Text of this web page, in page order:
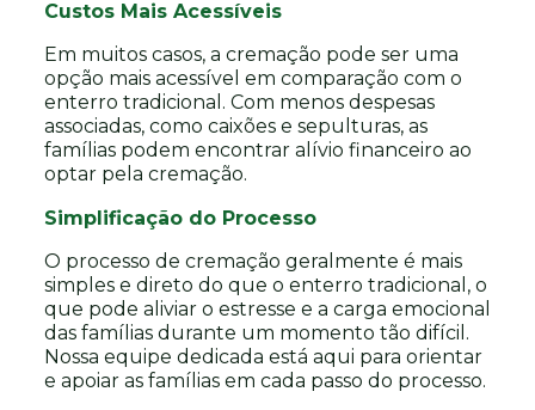
Custos Mais Acessíveis
Em muitos casos, a cremação pode ser uma
opção mais acessível em comparação com o
enterro tradicional. Com menos despesas
associadas, como caixões e sepulturas, as
famílias podem encontrar alívio financeiro ao
optar pela cremação.
Simplificação do Processo
O processo de cremação geralmente é mais
simples e direto do que o enterro tradicional, o
que pode aliviar o estresse e a carga emocional
das famílias durante um momento tão difícil.
Nossa equipe dedicada está aqui para orientar
e apoiar as famílias em cada passo do processo.